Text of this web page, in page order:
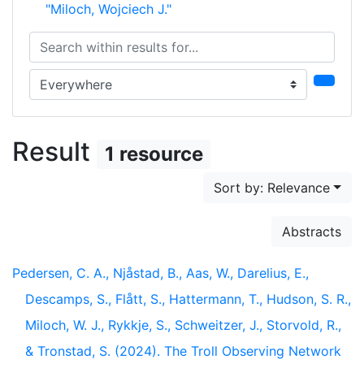
"Miloch, Wojciech J."
Search within results for...
Search in...
Result 1 resource
Sort by: Relevance
Abstracts
Pedersen, C. A., Njåstad, B., Aas, W., Darelius, E.,
Descamps, S., Flått, S., Hattermann, T., Hudson, S. R.,
Miloch, W. J., Rykkje, S., Schweitzer, J., Storvold, R.,
& Tronstad, S. (2024). The Troll Observing Network